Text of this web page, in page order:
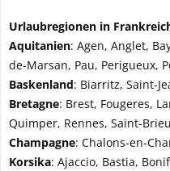
Urlaubregionen in
Aquitanien: Agen, Anglet,
de-Marsan, Pau, Perigueux,
Baskenland: Biarritz, Saint-
Bretagne: Brest, Fougeres,
Quimper, Rennes, Saint-
Champagne: Chalons-en-
Korsika: Ajaccio, Bastia,